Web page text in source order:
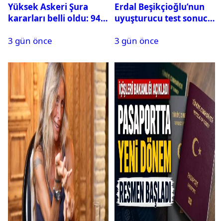
Yüksek Askeri Şura
kararları belli oldu: 94
3 gün önce
Erdal Beşikçioğlu’nun
uyuşturucu test sonucu
3 gün önce